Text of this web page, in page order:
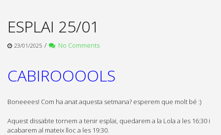
ESPLAI 25/01
23/01/2025 / No Comments
CABIROOOOLS
Boneeees! Com ha anat aquesta setmana? esperem que molt bé :)
Aquest dissabte tornem a tenir esplai, quedarem a la Lola a les 16:30 i
acabarem al mateix lloc a les 19:30.